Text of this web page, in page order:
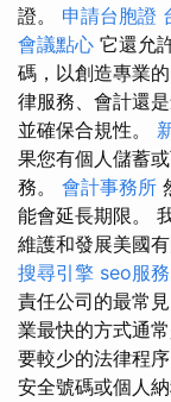
證。 申請台胞證
會議點心 它還允
碼，以創造專業
律服務、會計還
並確保合規性。
果您有個人儲蓄
務。 會計事務所
能會延長期限。
維護和發展美國
搜尋引擎 seo服務
責任公司的最常
業最快的方式通
要較少的法律程序
安全號碼或個人